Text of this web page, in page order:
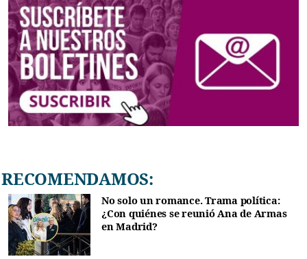
RECOMENDAMOS:
No solo un romance. Trama política:
¿Con quiénes se reunió Ana de Armas
en Madrid?